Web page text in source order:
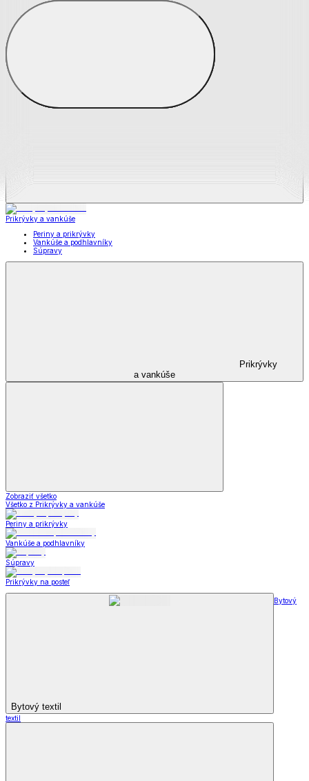
Zobraziť všetko
Všetko z Matrace a matracové chrániče
Matrace
Chrániče na matrace
Prikrývky a vankúše
Periny a prikrývky
Vankúše a podhlavníky
Súpravy
Prikrývky
a vankúše
Zobraziť všetko
Všetko z Prikrývky a vankúše
Periny a prikrývky
Vankúše a podhlavníky
Súpravy
Prikrývky na posteľ
Bytový textil
Bytový
textil